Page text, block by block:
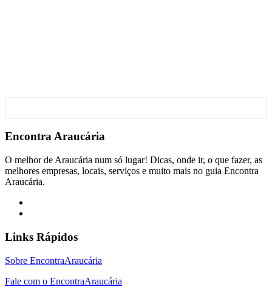
EncontraAraucária
O melhor de Araucária num só lugar! Dicas, onde ir, o que fazer, as
melhores empresas, locais, serviços e muito mais no guia Encontra
Araucária.
Links Rápidos
Sobre EncontraAraucária
Fale com o EncontraAraucária